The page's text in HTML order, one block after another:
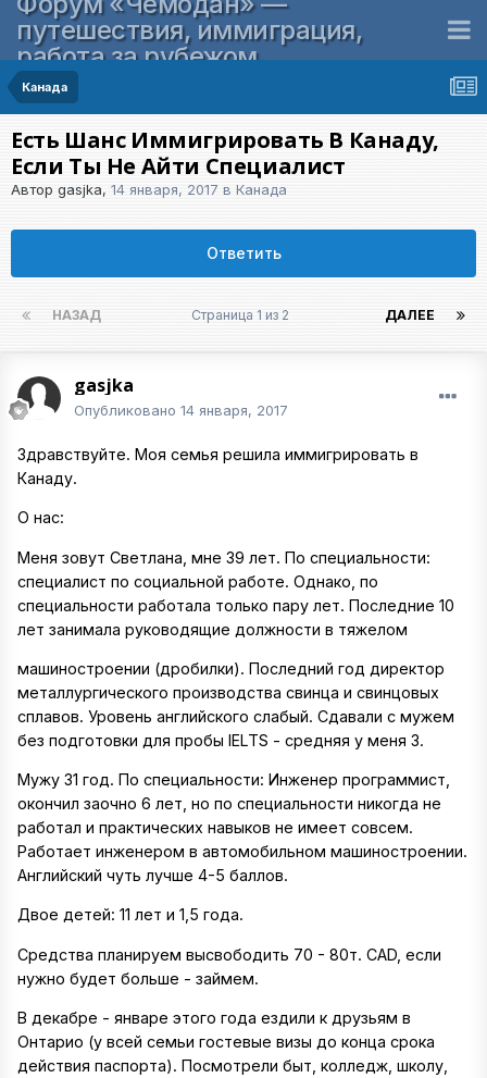
путешествия, иммиграция,
работа за рубежом
Канада
Есть Шанс Иммигрировать В Канаду,
Если Ты Не Айти Специалист
Автор gasjka, 14 января, 2017 в Канада
Ответить
НАЗАД ДАЛЕЕ
Страница 1 из 2
gasjka
Опубликовано 14 января, 2017
Здравствуйте. Моя семья решила иммигрировать в
Канаду.
О нас:
Меня зовут Светлана, мне 39 лет. По специальности:
специалист по социальной работе. Однако, по
специальности работала только пару лет. Последние 10
лет занимала руководящие должности в тяжелом
машиностроении (дробилки). Последний год директор
металлургического производства свинца и свинцовых
сплавов. Уровень английского слабый. Сдавали с мужем
без подготовки для пробы IELTS - средняя у меня 3.
Мужу 31 год. По специальности: Инженер программист,
окончил заочно 6 лет, но по специальности никогда не
работал и практических навыков не имеет совсем.
Работает инженером в автомобильном машиностроении.
Английский чуть лучше 4-5 баллов.
Двое детей: 11 лет и 1,5 года.
Средства планируем высвободить 70 - 80т. CAD, если
нужно будет больше - займем.
В декабре - январе этого года ездили к друзьям в
Онтарио (у всей семьи гостевые визы до конца срока
действия паспорта). Посмотрели быт, колледж, школу,